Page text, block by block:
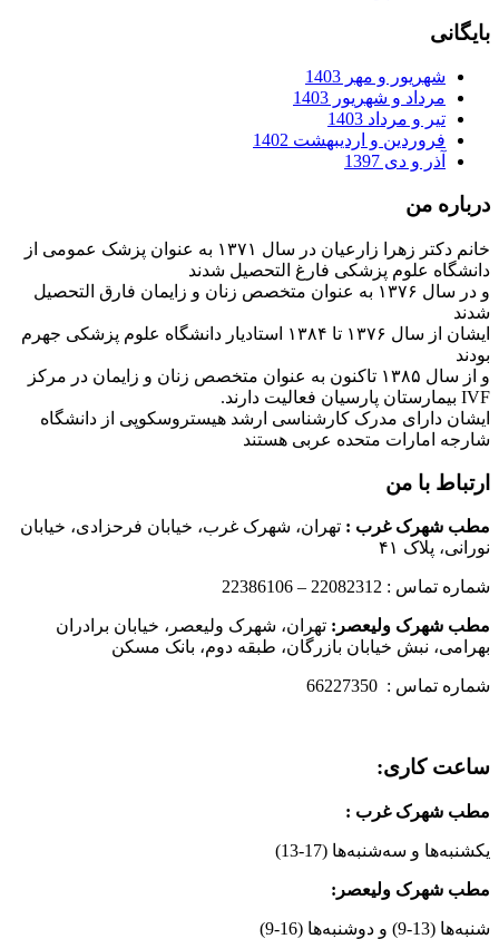
بایگانی
شهریور و مهر 1403
مرداد و شهریور 1403
تیر و مرداد 1403
فروردین و اردیبهشت 1402
آذر و دی 1397
درباره من
خانم دکتر زهرا زارعیان در سال ۱۳۷۱ به عنوان پزشک عمومی از
دانشگاه علوم پزشکی فارغ التحصیل شدند
و در سال ۱۳۷۶ به عنوان متخصص زنان و زایمان فارق التحصیل
شدند
ایشان از سال ۱۳۷۶ تا ۱۳۸۴ استادیار دانشگاه علوم پزشکی جهرم
بودند
و از سال ۱۳۸۵ تاکنون به عنوان متخصص زنان و زایمان در مرکز
IVF بیمارستان پارسیان فعالیت دارند.
ایشان دارای مدرک کارشناسی ارشد هیستروسکوپی از دانشگاه
شارجه امارات متحده عربی هستند
ارتباط با من
مطب شهرک غرب : تهران، شهرک غرب، خیابان فرحزادی، خیابان
نورانی، پلاک ۴۱
شماره تماس : 22082312 – 22386106
مطب شهرک ولیعصر: تهران، شهرک ولیعصر، خیابان برادران
بهرامی، نبش خیابان بازرگان، طبقه دوم، بانک مسکن
شماره تماس : 66227350
ساعت کاری:
مطب شهرک غرب :
یکشنبه‌ها و سه‌شنبه‌ها (17-13)
مطب شهرک ولیعصر:
شنبه‌ها (13-9) و دوشنبه‌ها (16-9)